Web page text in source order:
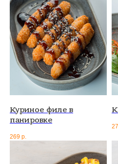
Куриное филе в
панировке
269 р.